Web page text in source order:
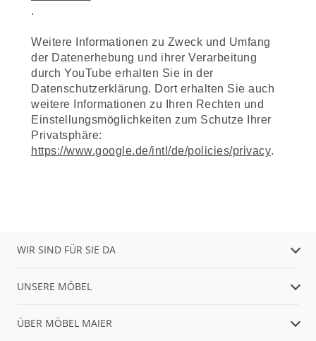
.
Weitere Informationen zu Zweck und Umfang
der Datenerhebung und ihrer Verarbeitung
durch YouTube erhalten Sie in der
Datenschutzerklärung. Dort erhalten Sie auch
weitere Informationen zu Ihren Rechten und
Einstellungsmöglichkeiten zum Schutze Ihrer
Privatsphäre:
https://www.google.de/intl/de/policies/privacy.
WIR SIND FÜR SIE DA
UNSERE MÖBEL
ÜBER MÖBEL MAIER